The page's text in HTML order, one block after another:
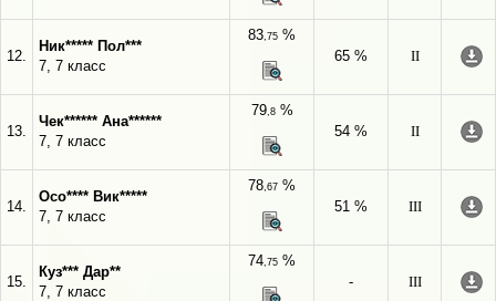
12.
Ник***** Пол***
7, 7 класс
83,75 %
65 %
II
13.
Чек****** Ана******
7, 7 класс
79,8%
54 %
II
14.
Осо**** Вик*****
7, 7 класс
78,67 %
51 %
III
15.
Куз*** Дар**
7, 7 класс
74,75 %
-
III